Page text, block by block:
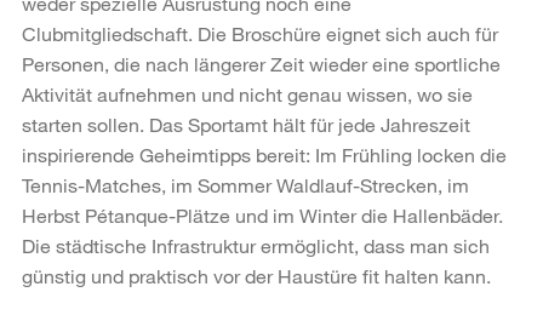
Clubmitgliedschaft. Die Broschüre eignet sich auch für
Personen, die nach längerer Zeit wieder eine sportliche
Aktivität aufnehmen und nicht genau wissen, wo sie
starten sollen. Das Sportamt hält für jede Jahreszeit
inspirierende Geheimtipps bereit: Im Frühling locken die
Tennis-Matches, im Sommer Waldlauf-Strecken, im
Herbst Pétanque-Plätze und im Winter die Hallenbäder.
Die städtische Infrastruktur ermöglicht, dass man sich
günstig und praktisch vor der Haustüre fit halten kann.